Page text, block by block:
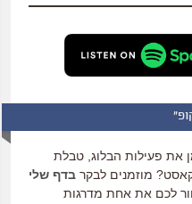
שמע.
את פעילות הבלוג, טבלת
מוזמנים לבקר בדף שלי
לכם את אחת מדרגות